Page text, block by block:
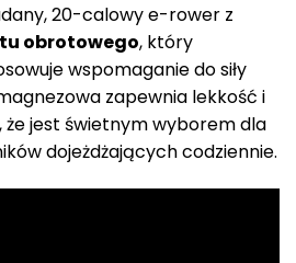
20-calowy e-rower z
obrotowego, który
wspomaganie do siły
zapewnia lekkość i
że jest świetnym wyborem dla
dojeżdżających codziennie.